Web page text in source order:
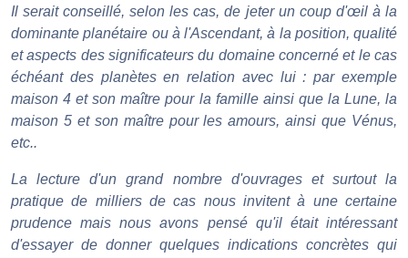
Il serait conseillé, selon les cas, de jeter un coup d'œil à la
dominante planétaire ou à l'Ascendant, à la position, qualité
et aspects des significateurs du domaine concerné et le cas
échéant des planètes en relation avec lui : par exemple
maison 4 et son maître pour la famille ainsi que la Lune, la
maison 5 et son maître pour les amours, ainsi que Vénus,
etc..
La lecture d'un grand nombre d'ouvrages et surtout la
pratique de milliers de cas nous invitent à une certaine
prudence mais nous avons pensé qu'il était intéressant
d'essayer de donner quelques indications concrètes qui